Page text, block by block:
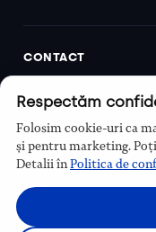
CONTACT
Sector 6, București,
Program
Luni–Vineri, 9:00 –
Respectăm
Folosim cookie-uri ca
și pentru marketing.
Detalii înPolitica de